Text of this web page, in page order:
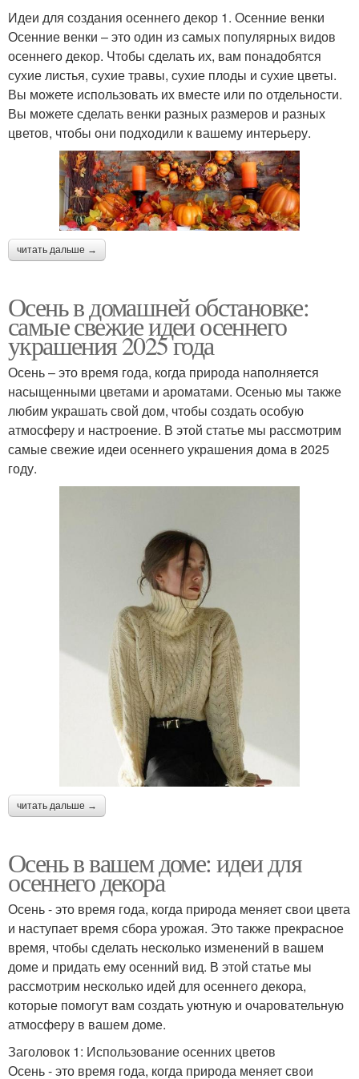
Идеи для создания осеннего декор 1. Осенние венки
Осенние венки – это один из самых популярных видов
осеннего декор. Чтобы сделать их, вам понадобятся
сухие листья, сухие травы, сухие плоды и сухие цветы.
Вы можете использовать их вместе или по отдельности.
Вы можете сделать венки разных размеров и разных
цветов, чтобы они подходили к вашему интерьеру.
читать дальше →
Осень в домашней обстановке:
самые свежие идеи осеннего
украшения 2025 года
Осень – это время года, когда природа наполняется
насыщенными цветами и ароматами. Осенью мы также
любим украшать свой дом, чтобы создать особую
атмосферу и настроение. В этой статье мы рассмотрим
самые свежие идеи осеннего украшения дома в 2025
году.
читать дальше →
Осень в вашем доме: идеи для
осеннего декора
Осень - это время года, когда природа меняет свои цвета
и наступает время сбора урожая. Это также прекрасное
время, чтобы сделать несколько изменений в вашем
доме и придать ему осенний вид. В этой статье мы
рассмотрим несколько идей для осеннего декора,
которые помогут вам создать уютную и очаровательную
атмосферу в вашем доме.
Заголовок 1: Использование осенних цветов
Осень - это время года, когда природа меняет свои